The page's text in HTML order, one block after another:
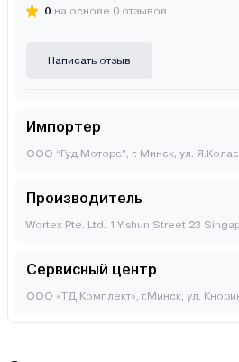
0 на основе 0 отзывов
Написать отзыв
Импортер
ООО “Гуд Моторс”, г. Минск, ул.
Производитель
Wortex Pte. Ltd. 1 Yishun Street 23
Сервисный центр
ООО «ТД Комплект», г.Минск, ул.